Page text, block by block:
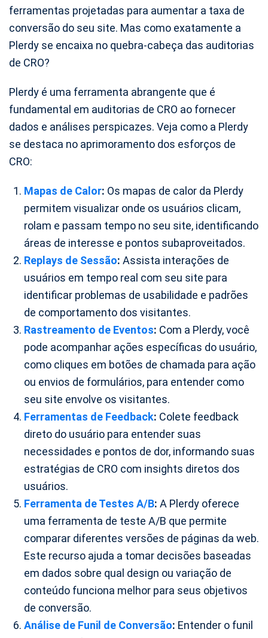
ferramentas projetadas para aumentar a taxa de
conversão do seu site. Mas como exatamente a
Plerdy se encaixa no quebra-cabeça das auditorias
de CRO?
Plerdy é uma ferramenta abrangente que é
fundamental em auditorias de CRO ao fornecer
dados e análises perspicazes. Veja como a Plerdy
se destaca no aprimoramento dos esforços de
CRO:
Mapas de Calor: Os mapas de calor da Plerdy
permitem visualizar onde os usuários clicam,
rolam e passam tempo no seu site, identificando
áreas de interesse e pontos subaproveitados.
Replays de Sessão: Assista interações de
usuários em tempo real com seu site para
identificar problemas de usabilidade e padrões
de comportamento dos visitantes.
Rastreamento de Eventos: Com a Plerdy, você
pode acompanhar ações específicas do usuário,
como cliques em botões de chamada para ação
ou envios de formulários, para entender como
seu site envolve os visitantes.
Ferramentas de Feedback: Colete feedback
direto do usuário para entender suas
necessidades e pontos de dor, informando suas
estratégias de CRO com insights diretos dos
usuários.
Ferramenta de Testes A/B: A Plerdy oferece
uma ferramenta de teste A/B que permite
comparar diferentes versões de páginas da web.
Este recurso ajuda a tomar decisões baseadas
em dados sobre qual design ou variação de
conteúdo funciona melhor para seus objetivos
de conversão.
Análise de Funil de Conversão: Entender o funil